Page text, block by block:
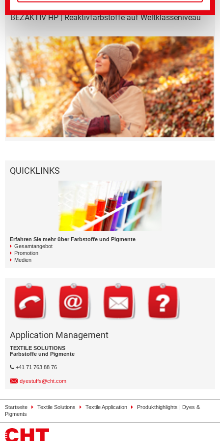
BEZAKTIV HP | Reaktivfarbstoffe auf Weltklasseniveau
QUICKLINKS
Erfahren Sie mehr über Farbstoffe und Pigmente
Gesamtangebot
Promotion
Medien
Application Management
TEXTILE SOLUTIONS
Farbstoffe und Pigmente
+41 71 763 88 76
dyestuffs@cht.com
Startseite Textile Solutions Textile Application
Produkthighlights | Dyes &
Pigments